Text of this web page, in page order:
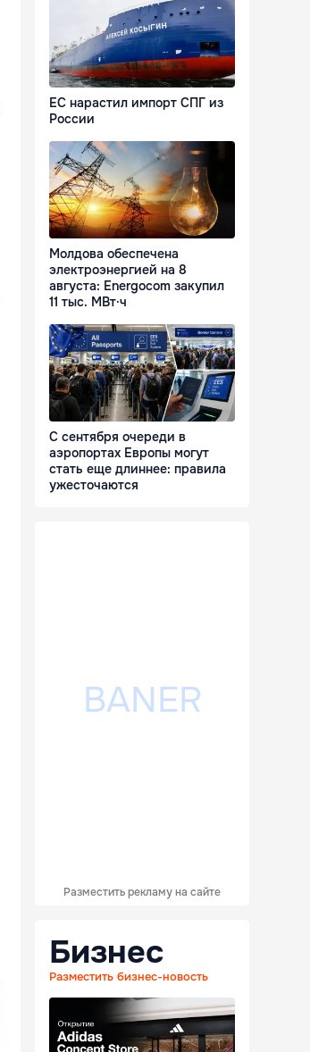
ЕС нарастил импорт СПГ из
России
Молдова обеспечена
электроэнергией на 8
августа: Energocom закупил
11 тыс. МВт·ч
С сентября очереди в
аэропортах Европы могут
стать еще длиннее: правила
ужесточаются
Разместить рекламу на сайте
Бизнес
Разместить бизнес-новость